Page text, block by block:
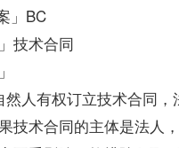
BC
术合同
人有权订立技术合同，
技术合同的主体是法人